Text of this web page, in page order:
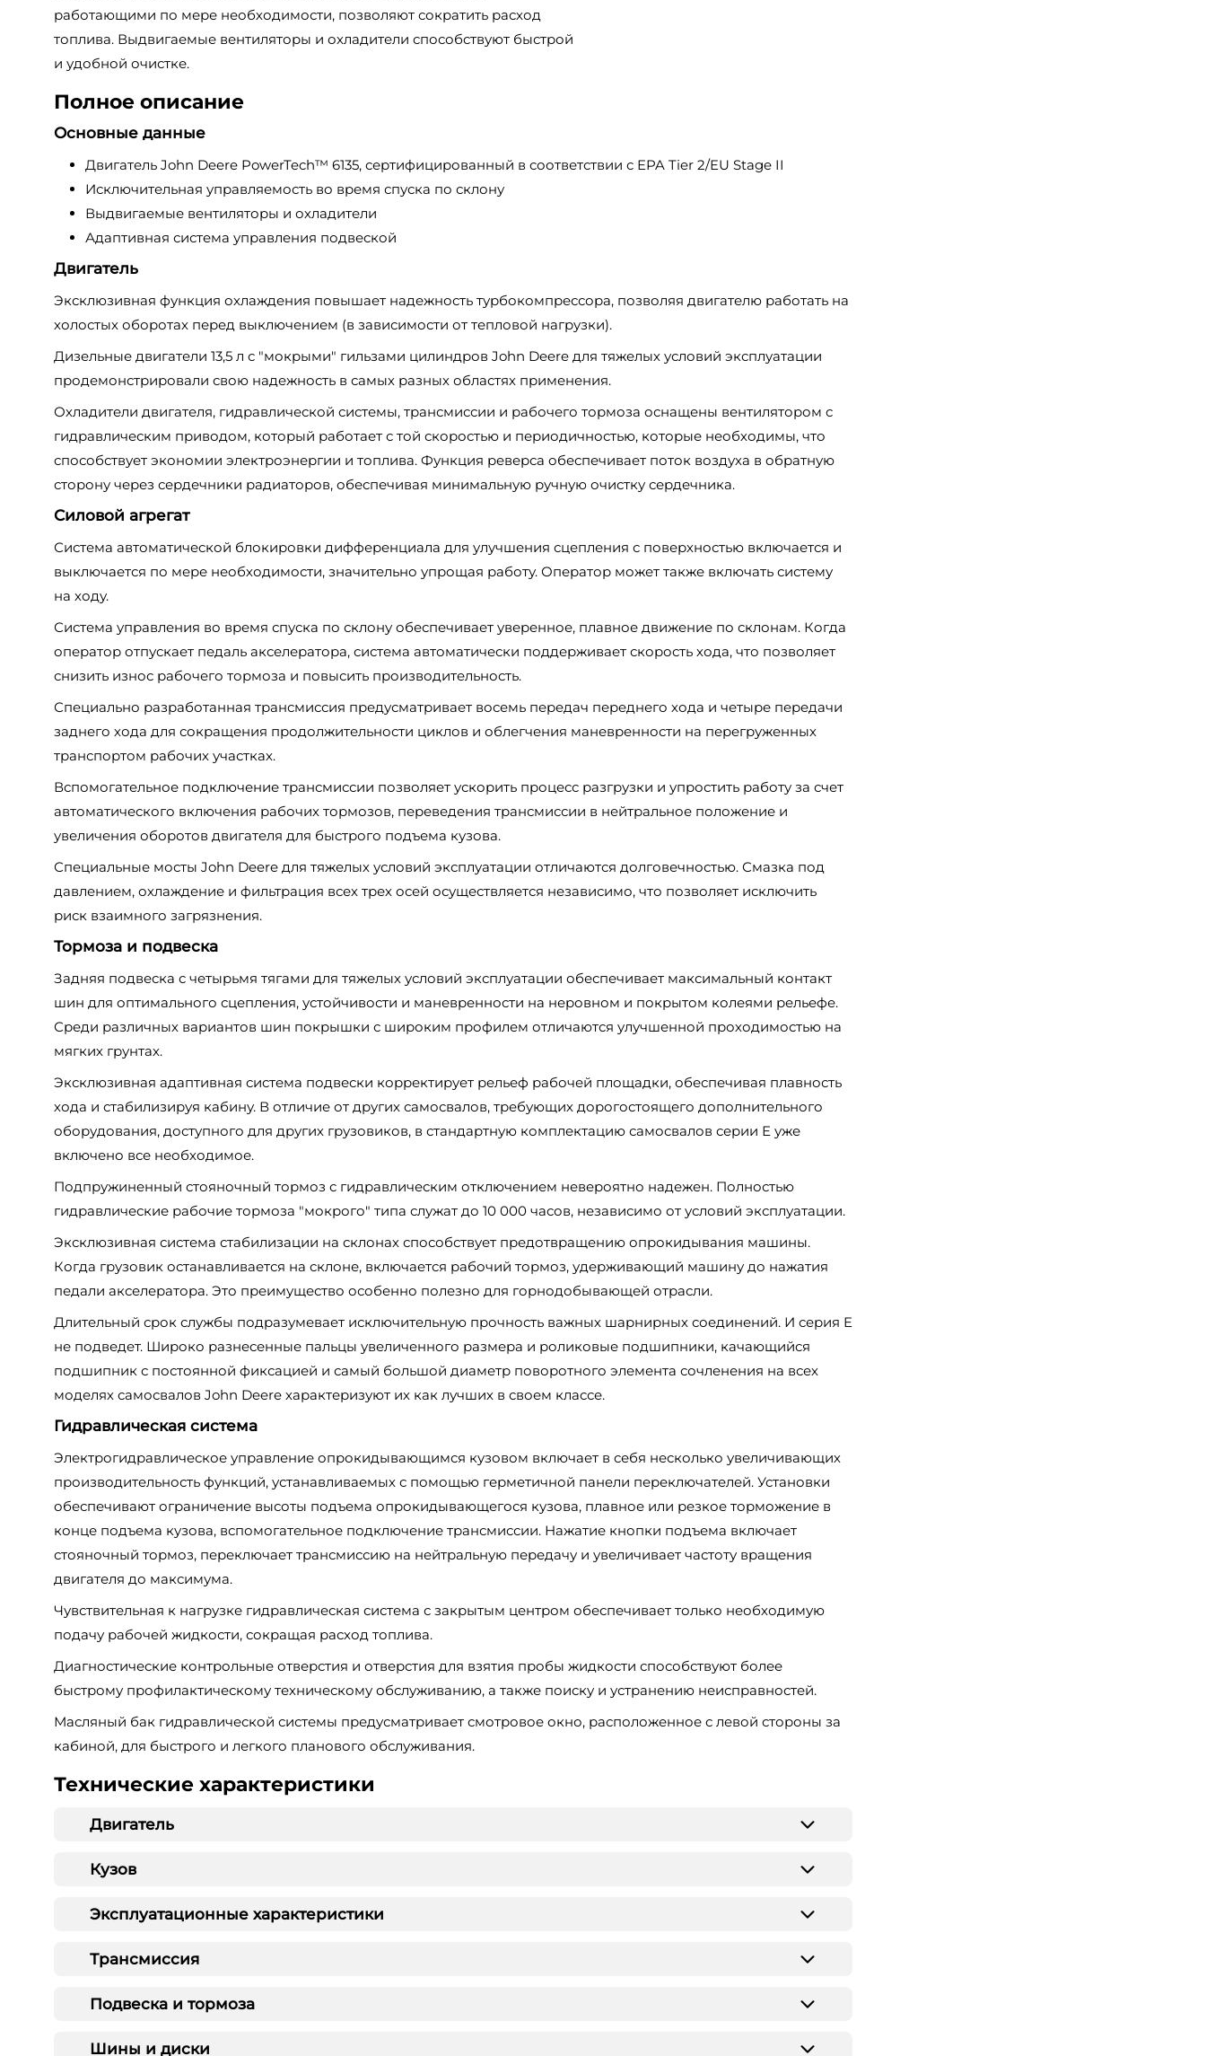
работающими по мере необходимости, позволяют сократить расход
топлива. Выдвигаемые вентиляторы и охладители способствуют быстрой
и удобной очистке.
Полное описание
Основные данные
Двигатель John Deere PowerTech™ 6135, сертифицированный в соответствии с EPA Tier 2/EU Stage II
Исключительная управляемость во время спуска по склону
Выдвигаемые вентиляторы и охладители
Адаптивная система управления подвеской
Двигатель
Эксклюзивная функция охлаждения повышает надежность турбокомпрессора, позволяя двигателю работать на
холостых оборотах перед выключением (в зависимости от тепловой нагрузки).
Дизельные двигатели 13,5 л с "мокрыми" гильзами цилиндров John Deere для тяжелых условий эксплуатации
продемонстрировали свою надежность в самых разных областях применения.
Охладители двигателя, гидравлической системы, трансмиссии и рабочего тормоза оснащены вентилятором с
гидравлическим приводом, который работает с той скоростью и периодичностью, которые необходимы, что
способствует экономии электроэнергии и топлива. Функция реверса обеспечивает поток воздуха в обратную
сторону через сердечники радиаторов, обеспечивая минимальную ручную очистку сердечника.
Силовой агрегат
Система автоматической блокировки дифференциала для улучшения сцепления с поверхностью включается и
выключается по мере необходимости, значительно упрощая работу. Оператор может также включать систему
на ходу.
Система управления во время спуска по склону обеспечивает уверенное, плавное движение по склонам. Когда
оператор отпускает педаль акселератора, система автоматически поддерживает скорость хода, что позволяет
снизить износ рабочего тормоза и повысить производительность.
Специально разработанная трансмиссия предусматривает восемь передач переднего хода и четыре передачи
заднего хода для сокращения продолжительности циклов и облегчения маневренности на перегруженных
транспортом рабочих участках.
Вспомогательное подключение трансмиссии позволяет ускорить процесс разгрузки и упростить работу за счет
автоматического включения рабочих тормозов, переведения трансмиссии в нейтральное положение и
увеличения оборотов двигателя для быстрого подъема кузова.
Специальные мосты John Deere для тяжелых условий эксплуатации отличаются долговечностью. Смазка под
давлением, охлаждение и фильтрация всех трех осей осуществляется независимо, что позволяет исключить
риск взаимного загрязнения.
Тормоза и подвеска
Задняя подвеска с четырьмя тягами для тяжелых условий эксплуатации обеспечивает максимальный контакт
шин для оптимального сцепления, устойчивости и маневренности на неровном и покрытом колеями рельефе.
Среди различных вариантов шин покрышки с широким профилем отличаются улучшенной проходимостью на
мягких грунтах.
Эксклюзивная адаптивная система подвески корректирует рельеф рабочей площадки, обеспечивая плавность
хода и стабилизируя кабину. В отличие от других самосвалов, требующих дорогостоящего дополнительного
оборудования, доступного для других грузовиков, в стандартную комплектацию самосвалов серии Е уже
включено все необходимое.
Подпружиненный стояночный тормоз с гидравлическим отключением невероятно надежен. Полностью
гидравлические рабочие тормоза "мокрого" типа служат до 10 000 часов, независимо от условий эксплуатации.
Эксклюзивная система стабилизации на склонах способствует предотвращению опрокидывания машины.
Когда грузовик останавливается на склоне, включается рабочий тормоз, удерживающий машину до нажатия
педали акселератора. Это преимущество особенно полезно для горнодобывающей отрасли.
Длительный срок службы подразумевает исключительную прочность важных шарнирных соединений. И серия E
не подведет. Широко разнесенные пальцы увеличенного размера и роликовые подшипники, качающийся
подшипник с постоянной фиксацией и самый большой диаметр поворотного элемента сочленения на всех
моделях самосвалов John Deere характеризуют их как лучших в своем классе.
Гидравлическая система
Электрогидравлическое управление опрокидывающимся кузовом включает в себя несколько увеличивающих
производительность функций, устанавливаемых с помощью герметичной панели переключателей. Установки
обеспечивают ограничение высоты подъема опрокидывающегося кузова, плавное или резкое торможение в
конце подъема кузова, вспомогательное подключение трансмиссии. Нажатие кнопки подъема включает
стояночный тормоз, переключает трансмиссию на нейтральную передачу и увеличивает частоту вращения
двигателя до максимума.
Чувствительная к нагрузке гидравлическая система с закрытым центром обеспечивает только необходимую
подачу рабочей жидкости, сокращая расход топлива.
Диагностические контрольные отверстия и отверстия для взятия пробы жидкости способствуют более
быстрому профилактическому техническому обслуживанию, а также поиску и устранению неисправностей.
Масляный бак гидравлической системы предусматривает смотровое окно, расположенное с левой стороны за
кабиной, для быстрого и легкого планового обслуживания.
Технические характеристики
Двигатель
Кузов
Эксплуатационные характеристики
Трансмиссия
Подвеска и тормоза
Шины и диски